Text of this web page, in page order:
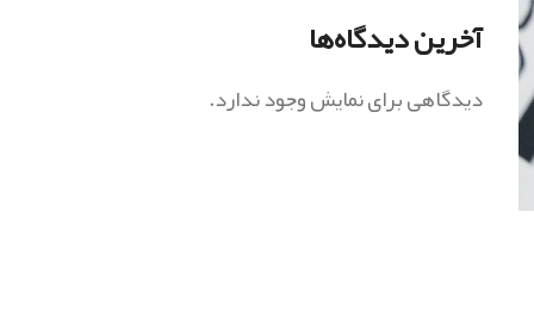
آخرین دیدگاه‌ها
دیدگاهی برای نمایش وجود ندارد.